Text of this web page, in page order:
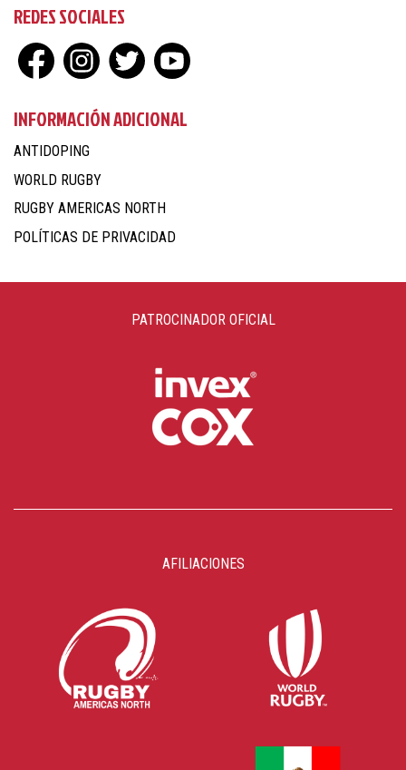
INFORMACIÓN ADICIONAL
ANTIDOPING
WORLD RUGBY
RUGBY AMERICAS NORTH
POLÍTICAS DE PRIVACIDAD
REDES SOCIALES
PATROCINADOR OFICIAL
AFILIACIONES